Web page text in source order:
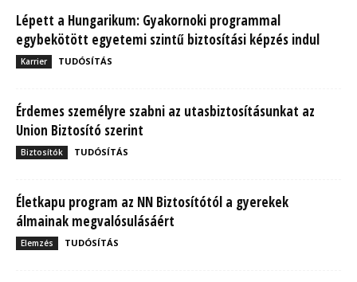
Lépett a Hungarikum: Gyakornoki programmal
egybekötött egyetemi szintű biztosítási képzés indul
Karrier TUDÓSÍTÁS
Érdemes személyre szabni az utasbiztosításunkat az
Union Biztosító szerint
Biztosítók TUDÓSÍTÁS
Életkapu program az NN Biztosítótól a gyerekek
álmainak megvalósulásáért
Elemzés TUDÓSÍTÁS